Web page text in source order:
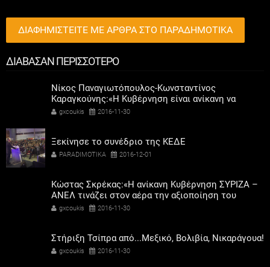
ΔΙΑΦΗΜΙΣΤΕΙΤΕ ΜΕ ΑΡΘΡΑ ΣΤΟ ΠΑΡΑΔΗΜΟΤΙΚΑ
ΔΙΑΒΑΣΑΝ ΠΕΡΙΣΣΟΤΕΡΟ
Νίκος Παναγιωτόπουλος-Κωνσταντίνος
Καραγκούνης:«Η Κυβέρνηση είναι ανίκανη να
διασφαλίσει τη λειτουργία των δομών της
gxcoukis 2016-11-30
Ξεκίνησε το συνέδριο της ΚΕΔΕ
PARADIMOTIKA 2016-12-01
Κώστας Σκρέκας:«Η ανίκανη Κυβέρνηση ΣΥΡΙΖΑ –
ΑΝΕΛ τινάζει στον αέρα την αξιοποίηση του
ΔΕΣΦΑ»
gxcoukis 2016-11-30
Στήριξη Τσίπρα από...Μεξικό, Βολιβία, Νικαράγουα!
gxcoukis 2016-11-30